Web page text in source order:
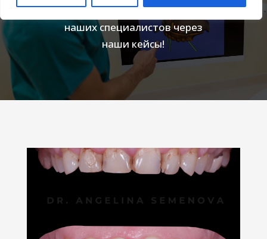
Познакомьтесь с работой
наших специалистов через
наши кейсы!